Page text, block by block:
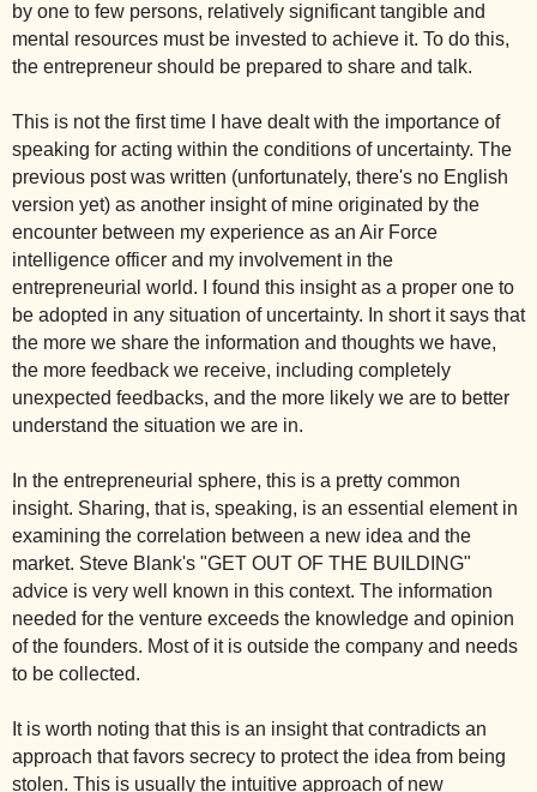
by one to few persons, relatively significant tangible and
mental resources must be invested to achieve it. To do this,
the entrepreneur should be prepared to share and talk.
This is not the first time I have dealt with the importance of
speaking for acting within the conditions of uncertainty. The
previous post was written (unfortunately, there's no English
version yet) as another insight of mine originated by the
encounter between my experience as an Air Force
intelligence officer and my involvement in the
entrepreneurial world. I found this insight as a proper one to
be adopted in any situation of uncertainty. In short it says that
the more we share the information and thoughts we have,
the more feedback we receive, including completely
unexpected feedbacks, and the more likely we are to better
understand the situation we are in.
In the entrepreneurial sphere, this is a pretty common
insight. Sharing, that is, speaking, is an essential element in
examining the correlation between a new idea and the
market. Steve Blank's "GET OUT OF THE BUILDING"
advice is very well known in this context. The information
needed for the venture exceeds the knowledge and opinion
of the founders. Most of it is outside the company and needs
to be collected.
It is worth noting that this is an insight that contradicts an
approach that favors secrecy to protect the idea from being
stolen. This is usually the intuitive approach of new